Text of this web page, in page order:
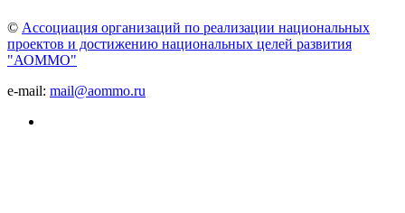
© Ассоциация организаций по реализации национальных
проектов и достижению национальных целей развития
"АОММО"
e-mail: mail@aommo.ru